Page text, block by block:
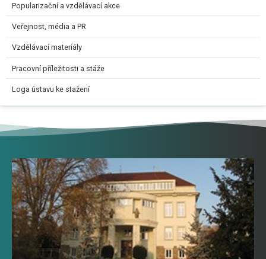
Popularizační a vzdělávací akce
Veřejnost, média a PR
Vzdělávací materiály
Pracovní příležitosti a stáže
Loga ústavu ke stažení